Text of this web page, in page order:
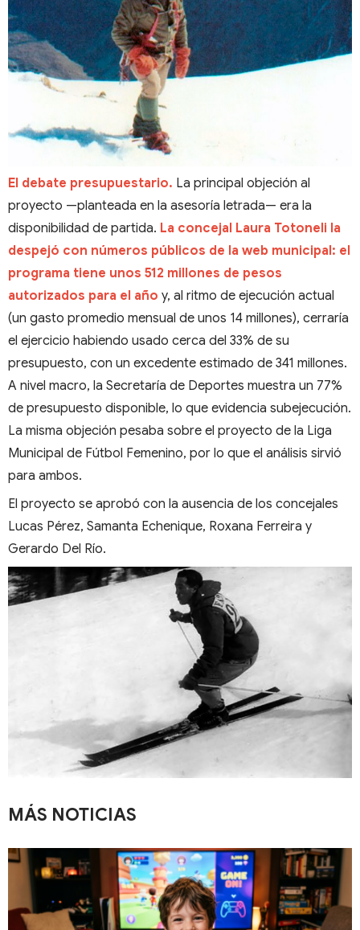
El debate presupuestario. La principal objeción al
proyecto —planteada en la asesoría letrada— era la
disponibilidad de partida. La concejal Laura Totoneli la
despejó con números públicos de la web municipal: el
programa tiene unos 512 millones de pesos
autorizados para el año y, al ritmo de ejecución actual
(un gasto promedio mensual de unos 14 millones), cerraría
el ejercicio habiendo usado cerca del 33% de su
presupuesto, con un excedente estimado de 341 millones.
A nivel macro, la Secretaría de Deportes muestra un 77%
de presupuesto disponible, lo que evidencia subejecución.
La misma objeción pesaba sobre el proyecto de la Liga
Municipal de Fútbol Femenino, por lo que el análisis sirvió
para ambos.
El proyecto se aprobó con la ausencia de los concejales
Lucas Pérez, Samanta Echenique, Roxana Ferreira y
Gerardo Del Río.
MÁS NOTICIAS